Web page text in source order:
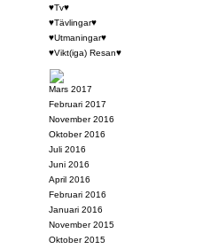
♥Tv♥
♥Tävlingar♥
♥Utmaningar♥
♥Vikt(iga) Resan♥
Mars 2017
Februari 2017
November 2016
Oktober 2016
Juli 2016
Juni 2016
April 2016
Februari 2016
Januari 2016
November 2015
Oktober 2015